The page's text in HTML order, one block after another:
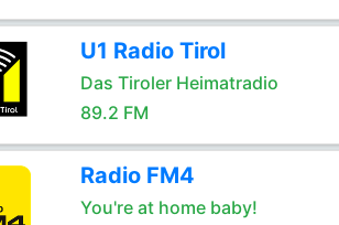
U1 Radio Tirol
Das Tiroler Heimatradio
89.2 FM
Radio FM4
You're at home baby!